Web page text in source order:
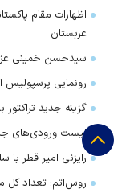
اظهارات مقام
عربستان
سیدحسن خمینی
رونمایی پرسپولیس
گزینه جدید تراکتور
لیست ورودی‌های
رایزنی امیر قطر با
روس‌اتم: تعداد کل